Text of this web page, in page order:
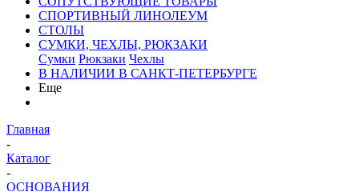
СПОРТИВНЫЙ ЛИНОЛЕУМ
СТОЛЫ
СУМКИ, ЧЕХЛЫ, РЮКЗАКИ
Сумки Рюкзаки Чехлы
В НАЛИЧИИ В САНКТ-ПЕТЕРБУРГЕ
Еще
Главная
-
Каталог
-
ОСНОВАНИЯ